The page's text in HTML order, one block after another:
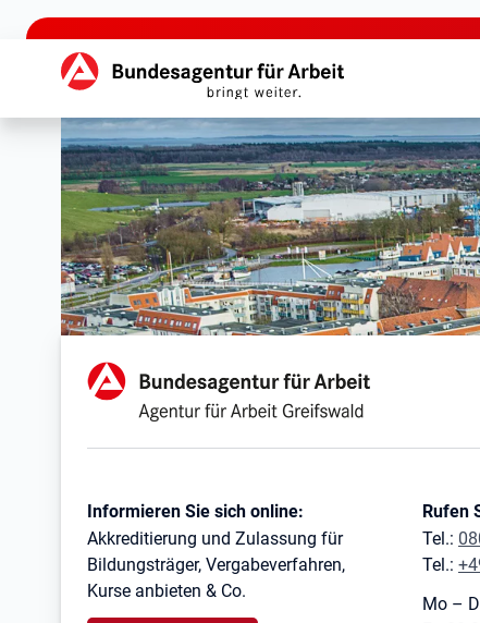
zu den Hauptinhalten springen
Hauptnavigation
Agentur für Arbeit
Kontaktinformationen
Informieren Sie sich online:
Akkreditierung und Zulassung für
Bildungsträger, Vergabeverfahren,
Kurse anbieten & Co.
Rufen
Tel.:
Tel.:
Mo –